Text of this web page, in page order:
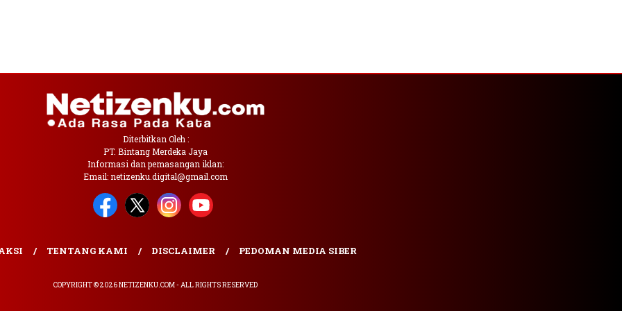
Diterbitkan Oleh :
PT. Bintang Merdeka Jaya
Informasi dan pemasangan iklan:
Email: netizenku.digital@gmail.com
TENTANG KAMI DISCLAIMER PEDOMAN MEDIA SIBER
COPYRIGHT © 2026 NETIZENKU.COM - ALL RIGHTS RESERVED